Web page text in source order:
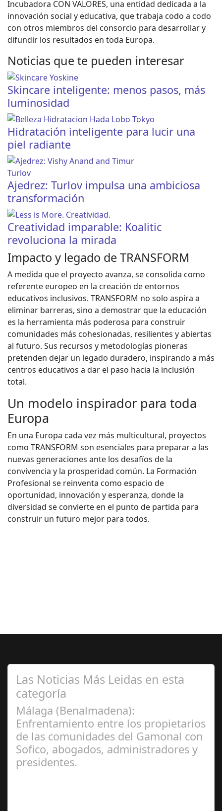
Incubadora CON VALORES, una entidad dedicada a la
innovación social y educativa, que trabaja codo a codo
con otros miembros del consorcio para desarrollar y
difundir los resultados en toda Europa.
Noticias que te pueden interesar
Skincare inteligente: menos pasos, más
luminosidad
Hidratación inteligente para lucir una
piel radiante
Ajedrez: Turlov impulsa una ambiciosa
transformación
Creatividad imparable: Koalitic
revoluciona la mirada
Impacto y legado de TRANSFORM
A medida que el proyecto avanza, se consolida como
referente europeo en la creación de entornos
educativos inclusivos. TRANSFORM no solo aspira a
eliminar barreras, sino a demostrar que la educación
es la herramienta más poderosa para construir
comunidades más cohesionadas, resilientes y abiertas
al futuro. Sus recursos y metodologías pioneras
pretenden dejar un legado duradero, inspirando a más
centros educativos a dar el paso hacia la inclusión
total.
Un modelo inspirador para toda
Europa
En una Europa cada vez más multicultural, proyectos
como TRANSFORM son esenciales para preparar a las
nuevas generaciones ante los desafíos de la
convivencia y la prosperidad común. La Formación
Profesional se reinventa como espacio de
oportunidad, innovación y esperanza, donde la
diversidad se convierte en el punto de partida para
construir un futuro mejor para todos.
Las Noticias Más Leidas en esta
categoría
Málaga (Benalmadena):
Enfrentamiento entre los propietarios
de las comunidades del Gamonal con
Sofico, abogados, administradores y
presidentes.